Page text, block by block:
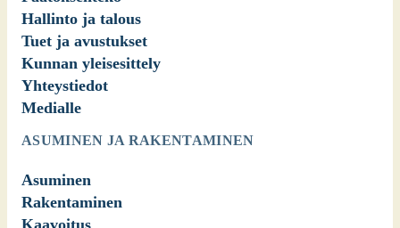
Hallinto ja talous
Tuet ja avustukset
Kunnan yleisesittely
Yhteystiedot
Medialle
ASUMINEN JA RAKENTAMINEN
Asuminen
Rakentaminen